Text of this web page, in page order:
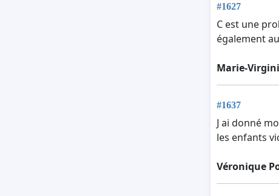
#1627
C est une
également
Marie-
#1637
J ai donné
les enfants
Véronique